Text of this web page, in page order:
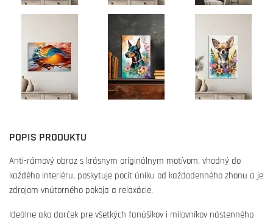
POPIS PRODUKTU
Anti-rámový obraz s krásnym originálnym motívom, vhodný do
každého interiéru, poskytuje pocit úniku od každodenného zhonu a je
zdrojom vnútorného pokoja a relaxácie.
Ideálne ako darček pre všetkých fanúšikov i milovníkov nástenného